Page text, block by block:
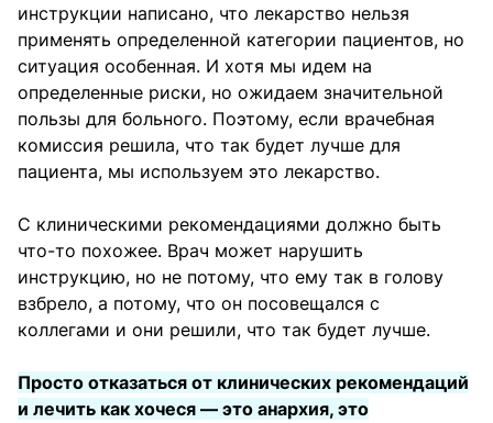
инструкции написано, что лекарство нельзя
применять определенной категории пациентов, но
ситуация особенная. И хотя мы идем на
определенные риски, но ожидаем значительной
пользы для больного. Поэтому, если врачебная
комиссия решила, что так будет лучше для
пациента, мы используем это лекарство.
С клиническими рекомендациями должно быть
что-то похожее. Врач может нарушить
инструкцию, но не потому, что ему так в голову
взбрело, а потому, что он посовещался с
коллегами и они решили, что так будет лучше.
Просто отказаться от клинических рекомендаций
и лечить как хочеся — это анархия, это